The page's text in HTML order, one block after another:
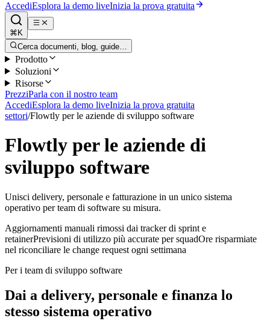
AccediEsplora la demo liveInizia la prova gratuita
⌘K
Cerca documenti, blog, guide…
Prodotto
Soluzioni
Risorse
PrezziParla con il nostro team
AccediEsplora la demo liveInizia la prova gratuita
settori/Flowtly per le aziende di sviluppo software
Flowtly per le aziende di
sviluppo software
Unisci delivery, personale e fatturazione in un unico sistema
operativo per team di software su misura.
Aggiornamenti manuali rimossi dai tracker di sprint e
retainerPrevisioni di utilizzo più accurate per squadOre risparmiate
nel riconciliare le change request ogni settimana
Per i team di sviluppo software
Dai a delivery, personale e finanza lo
stesso sistema operativo